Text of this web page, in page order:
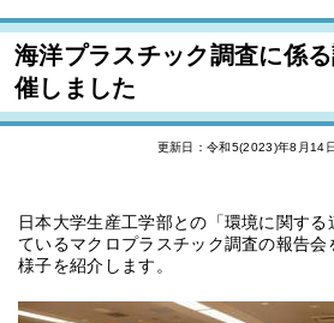
海洋プラスチック調査に係
催しました
更新日：令和5(2023)年8月14
日本大学生産工学部との「環境に関す
ているマクロプラスチック調査の報告
様子を紹介します。